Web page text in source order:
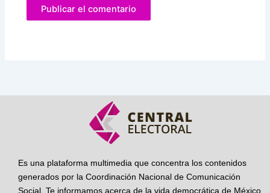
Es una plataforma multimedia que concentra los contenidos
generados por la Coordinación Nacional de Comunicación
Social. Te informamos acerca de la vida democrática de México